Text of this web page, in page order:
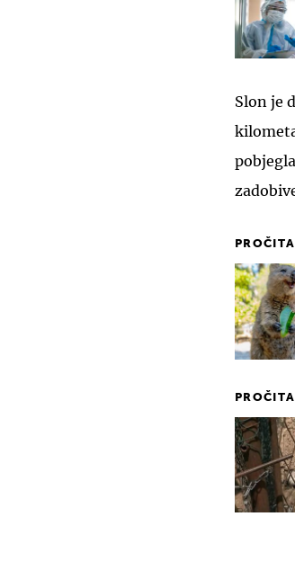
Slon je